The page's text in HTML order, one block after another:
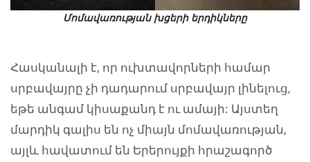
Մոմավառության խցերի երդիկները
Հասկանալի է, որ ուխտավորների համար
սրբավայրը չի դադարում սրբավայր լինելուց,
եթե անգամ կիսաքանդ է ու ամայի: Այստեղ
մարդիկ գալիս են ոչ միայն մոմավառության,
այլև հավատում են Երերույքի հրաշագործ